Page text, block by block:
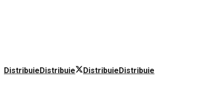
DistribuieDistribuie DistribuieDistribuie